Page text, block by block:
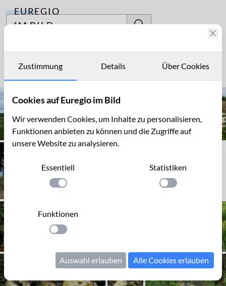
EUREGIO
IM BILD
Archiv
Kontakt
Archiv
Zustimmung Details Über Cookies
Cookies auf Euregio im Bild
Wir verwenden Cookies, um Inhalte zu personalisieren,
Funktionen anbieten zu können und die Zugriffe auf
unsere Website zu analysieren.
Essentiell
Einstellung anwenden
Statistiken
Einstellung
Funktionen
Einstellung anwenden
Auswahl erlauben Alle Cookies erlauben